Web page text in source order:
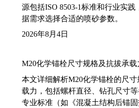
源包括ISO 8503-1标准和行业实践
据需求选择合适的喷砂参数。
2026年8月4日
M20化学锚栓尺寸规格及抗拔承载
本文详细解析M20化学锚栓的尺
载力，包括螺杆直径、钻孔尺寸
专业标准（如《混凝土结构后锚固